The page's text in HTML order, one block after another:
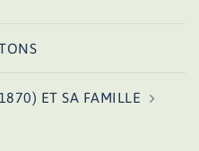
ET SA FAMILLE